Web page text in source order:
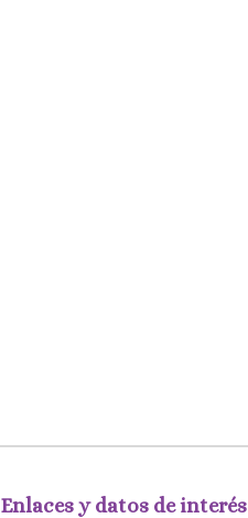
Enlaces y datos de interés